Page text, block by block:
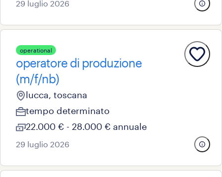
29 luglio 2026
operational
operatore di produzione
(m/f/nb)
lucca, toscana
tempo determinato
22.000 € - 28.000 € annuale
29 luglio 2026